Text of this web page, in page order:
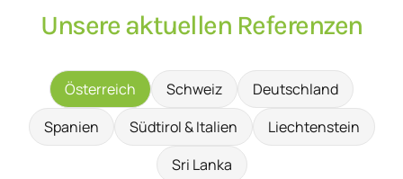
Unsere aktuellen Referenzen
Österreich Schweiz
Deutschland
Spanien
Südtirol & Italien
Liechtenstein
Sri Lanka